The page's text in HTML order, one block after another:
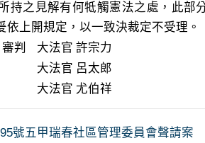
持之見解有何牴觸憲法之處，此部
依上開規定，以一致決裁定不受理。
判
大法官 許宗力
大法官 呂太郎
大法官 尤伯祥
號五甲瑞春社區管理委員會聲請案